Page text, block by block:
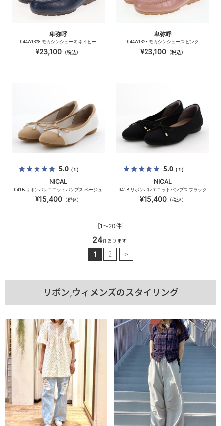
卑弥呼
044A1328 モカシンシューズ ネイビー
¥23,100（税込）
卑弥呼
044A1328 モカシンシューズ ピンク
¥23,100（税込）
5.0（1）
NICAL
041B リボンバレエニットパンプス ベージュ
¥15,400（税込）
5.0（1）
NICAL
041B リボンバレエニットパンプス ブラック
¥15,400（税込）
[1～20件]
24件あります
1 2 >
リボン,ウィメンズのスタイリング